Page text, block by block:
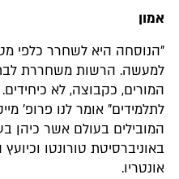
אמון
"הנוסחה היא לשחרר כלפי
למעשה. הרשות משחררת
המורים, כקבוצה, לא
לתלמידים" אומר לנו פרופ'
המובילים בעולם אשר כיהן
באוניברסיטת טורונטו
אונטריו.